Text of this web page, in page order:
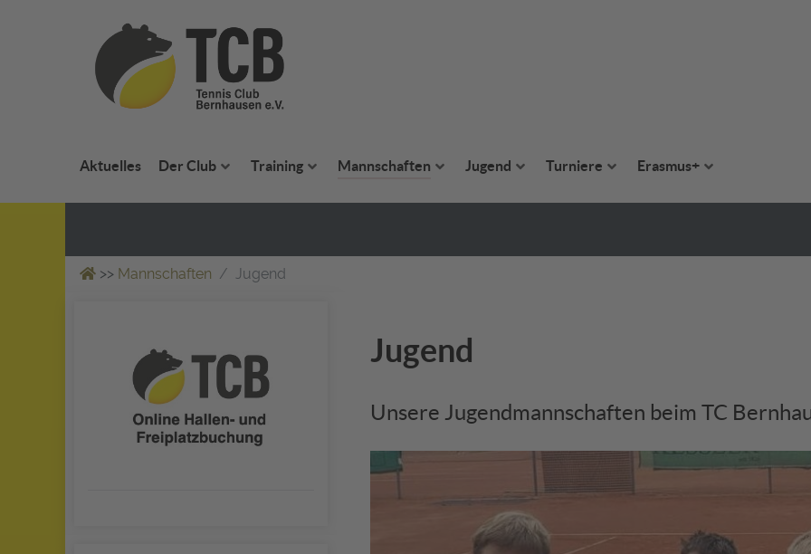
Aktuelles Der Club Training Mannschaften Jugend Turniere Erasmus+
>> Mannschaften Jugend
Jugend
Unsere Jugendmannschaften beim TC